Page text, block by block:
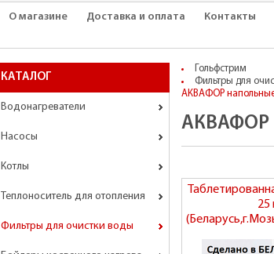
О магазине
Доставка и оплата Контакты
КАТАЛОГ
Водонагреватели
Насосы
Котлы
Теплоноситель для отопления
Фильтры для очистки воды
Гольфстрим
Фильтры для
АКВАФОР напольные
АКВАФОР
25